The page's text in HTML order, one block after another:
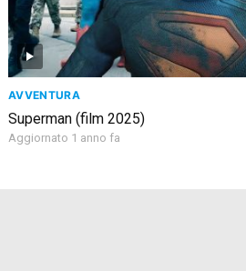
AVVENTURA
Superman (film 2025)
Aggiornato 1 anno fa